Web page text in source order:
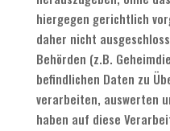
hiergegen gerichtlich
daher nicht
Behörden (z.B.
befindlichen Daten zu
verarbeiten, auswerten
haben auf diese